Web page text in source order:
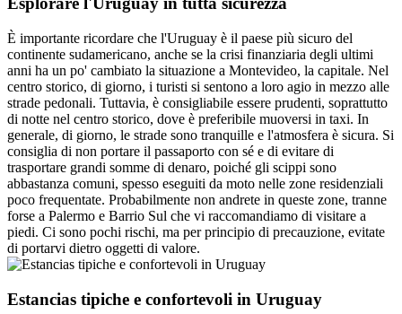
È importante ricordare che l'Uruguay è il paese più sicuro del
continente sudamericano, anche se la crisi finanziaria degli ultimi
anni ha un po' cambiato la situazione a Montevideo, la capitale. Nel
centro storico, di giorno, i turisti si sentono a loro agio in mezzo alle
strade pedonali. Tuttavia, è consigliabile essere prudenti, soprattutto
di notte nel centro storico, dove è preferibile muoversi in taxi. In
generale, di giorno, le strade sono tranquille e l'atmosfera è sicura. Si
consiglia di non portare il passaporto con sé e di evitare di
trasportare grandi somme di denaro, poiché gli scippi sono
abbastanza comuni, spesso eseguiti da moto nelle zone residenziali
poco frequentate. Probabilmente non andrete in queste zone, tranne
forse a Palermo e Barrio Sul che vi raccomandiamo di visitare a
piedi. Ci sono pochi rischi, ma per principio di precauzione, evitate
di portarvi dietro oggetti di valore.
Estancias tipiche e confortevoli in Uruguay